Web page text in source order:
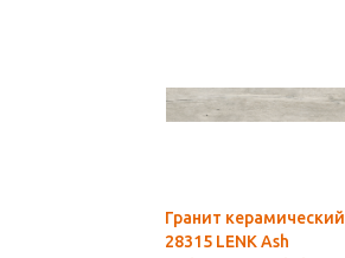
Гранит керамический
28315 LENK Ash